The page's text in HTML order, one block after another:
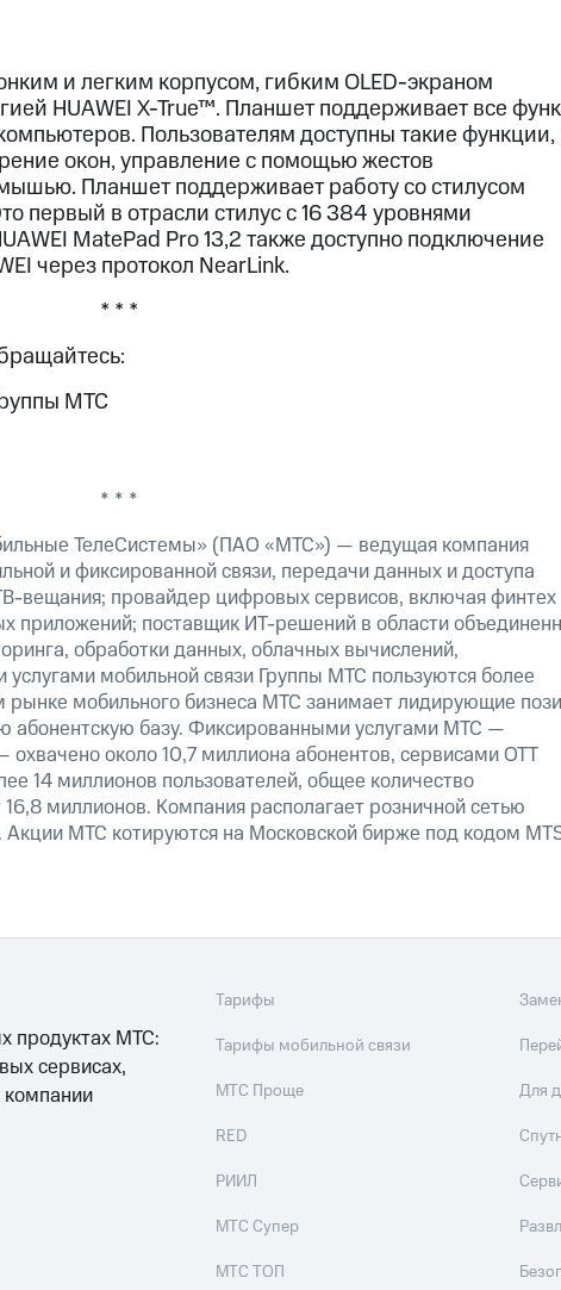
и легким корпусом, гибким OLED-экраном
HUAWEI X-True™. Планшет поддерживает все
Пользователям доступны такие функции,
окон, управление с помощью жестов
Планшет поддерживает работу со стилусом
первый в отрасли стилус с 16 384 уровнями
MatePad Pro 13,2 также доступно подключение
через протокол NearLink.
* * *
МТС
* * *
ТелеСистемы» (ПАО «МТС») — ведущая компания
и фиксированной связи, передачи данных и доступа
вещания; провайдер цифровых сервисов, включая финтех
приложений; поставщик ИТ-решений в области
обработки данных, облачных вычислений,
услугами мобильной связи Группы МТС пользуются более
рынке мобильного бизнеса МТС занимает лидирующие
базу. Фиксированными услугами МТС —
около 10,7 миллиона абонентов, сервисами OTT
14 миллионов пользователей, общее количество
миллионов. Компания располагает розничной сетью
МТС котируются на Московской бирже под кодом
продуктах МТС:
сервисах,
компании
Тарифы
Тарифы мобильной связи
МТС Проще
RED
РИИЛ
МТС Супер
МТС ТОП
Для